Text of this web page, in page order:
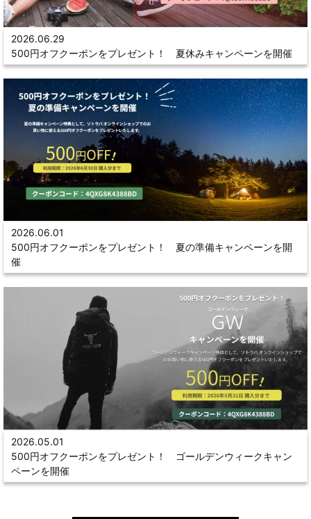
2026.06.29
500円オフクーポンをプレゼント！ 夏休みキャンペーンを開催
2026.06.01
500円オフクーポンをプレゼント！ 夏の準備キャンペーンを開
催
2026.05.01
500円オフクーポンをプレゼント！ ゴールデンウィークキャン
ペーンを開催